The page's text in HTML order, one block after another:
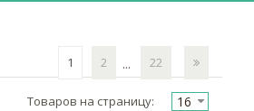
1 2 ... 22
Товаров на страницу: 16